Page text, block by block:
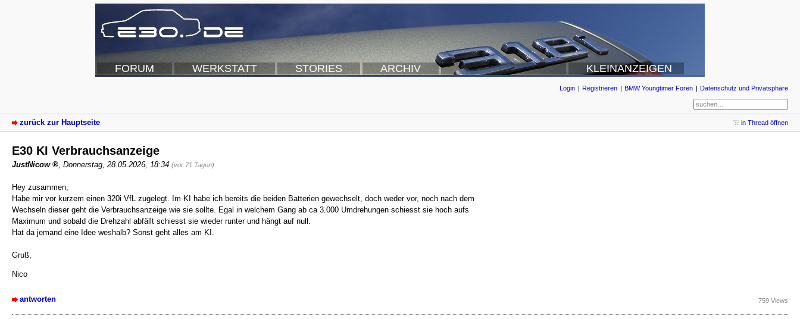
FORUM WERKSTATT STORIES ARCHIV KLEINANZEIGEN
Login Registrieren BMW Youngtimer Foren Datenschutz und Privatsphäre
zurück zur Hauptseite in Thread öffnen
E30 KI Verbrauchsanzeige
JustNicow Donnerstag, 28.05.2026, 18:34 (vor 71 Tagen)
Hey zusammen,
Habe mir vor kurzem einen 320i VfL zugelegt. Im KI habe ich bereits die beiden Batterien gewechselt, doch weder vor, noch nach dem
Wechseln dieser geht die Verbrauchsanzeige wie sie sollte. Egal in welchem Gang ab ca 3.000 Umdrehungen schiesst sie hoch aufs
Maximum und sobald die Drehzahl abfällt schiesst sie wieder runter und hängt auf null.
Hat da jemand eine Idee weshalb? Sonst geht alles am KI.
Gruß,
Nico
antworten 759 Views